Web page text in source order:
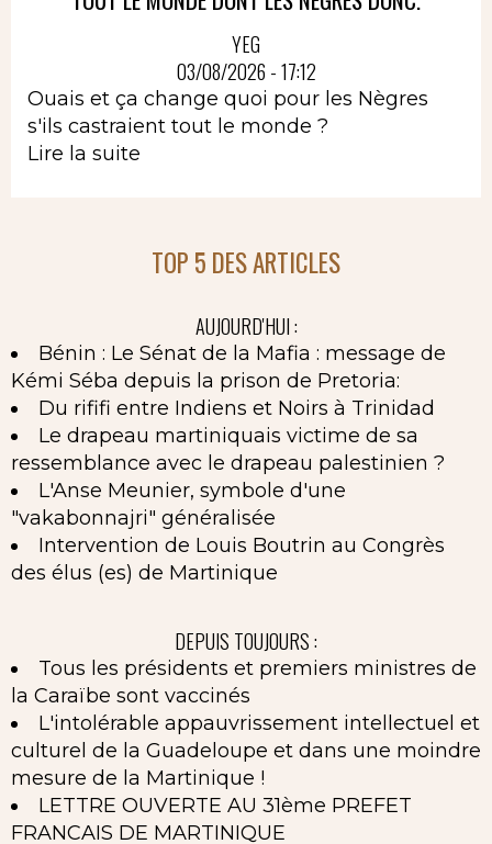
YEG
03/08/2026 - 17:12
Ouais et ça change quoi pour les Nègres
s'ils castraient tout le monde ?
Lire la suite
TOP 5 DES ARTICLES
AUJOURD'HUI :
Bénin : Le Sénat de la Mafia : message de
Kémi Séba depuis la prison de Pretoria:
Du rififi entre Indiens et Noirs à Trinidad
Le drapeau martiniquais victime de sa
ressemblance avec le drapeau palestinien ?
L'Anse Meunier, symbole d'une
"vakabonnajri" généralisée
Intervention de Louis Boutrin au Congrès
des élus (es) de Martinique
DEPUIS TOUJOURS :
Tous les présidents et premiers ministres de
la Caraïbe sont vaccinés
L'intolérable appauvrissement intellectuel et
culturel de la Guadeloupe et dans une moindre
mesure de la Martinique !
LETTRE OUVERTE AU 31ème PREFET
FRANCAIS DE MARTINIQUE